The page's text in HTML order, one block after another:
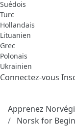
Suédois
Turc
Hollandais
Lituanien
Grec
Polonais
Ukrainien
Connectez-vous
Apprenez
Norsk for